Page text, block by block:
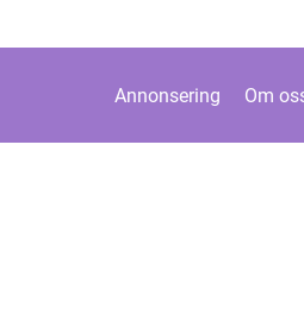
Annonsering Om